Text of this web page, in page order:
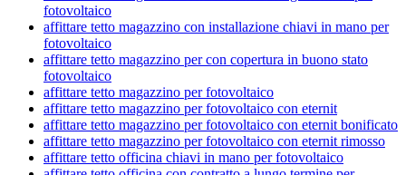
fotovoltaico
affittare tetto magazzino con installazione chiavi in mano per
fotovoltaico
affittare tetto magazzino per con copertura in buono stato
fotovoltaico
affittare tetto magazzino per fotovoltaico
affittare tetto magazzino per fotovoltaico con eternit
affittare tetto magazzino per fotovoltaico con eternit bonificato
affittare tetto magazzino per fotovoltaico con eternit rimosso
affittare tetto officina chiavi in mano per fotovoltaico